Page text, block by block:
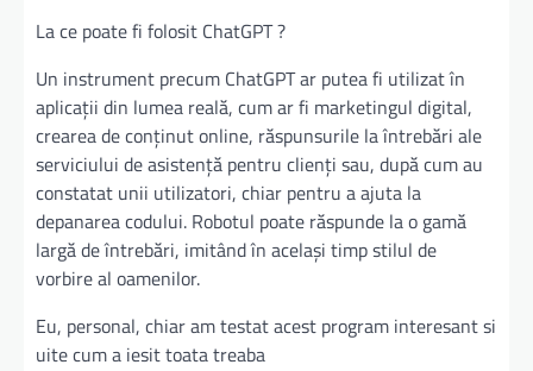
La ce poate fi folosit ChatGPT ?
Un instrument precum ChatGPT ar putea fi utilizat în
aplicații din lumea reală, cum ar fi marketingul digital,
crearea de conținut online, răspunsurile la întrebări ale
serviciului de asistență pentru clienți sau, după cum au
constatat unii utilizatori, chiar pentru a ajuta la
depanarea codului. Robotul poate răspunde la o gamă
largă de întrebări, imitând în același timp stilul de
vorbire al oamenilor.
Eu, personal, chiar am testat acest program interesant si
uite cum a iesit toata treaba